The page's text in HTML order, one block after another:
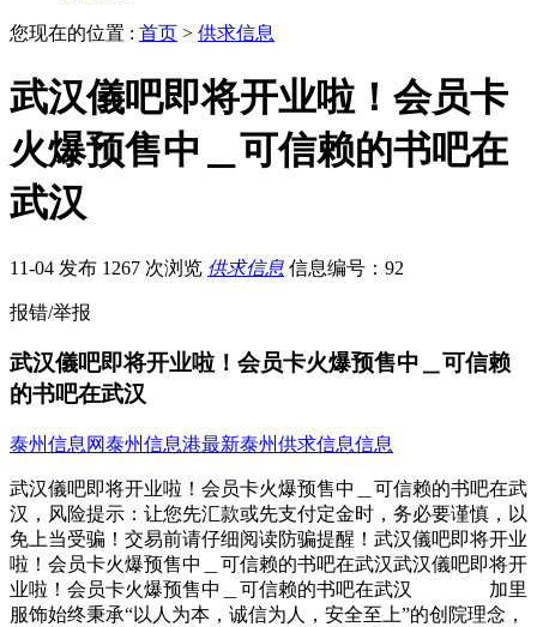
您现在的位置 : 首页 > 供求信息
武汉儀吧即将开业啦！会员卡
火爆预售中＿可信赖的书吧在
武汉
11-04 发布 1267 次浏览 供求信息 信息编号：92
报错/举报
武汉儀吧即将开业啦！会员卡火爆预售中＿可信赖
的书吧在武汉
泰州信息网泰州信息港最新泰州供求信息信息
武汉儀吧即将开业啦！会员卡火爆预售中＿可信赖的书吧在武
汉，风险提示：让您先汇款或先支付定金时，务必要谨慎，以
免上当受骗！交易前请仔细阅读防骗提醒！武汉儀吧即将开业
啦！会员卡火爆预售中＿可信赖的书吧在武汉武汉儀吧即将开
业啦！会员卡火爆预售中＿可信赖的书吧在武汉 加里
服饰始终秉承“以人为本，诚信为人，安全至上”的创院理念，